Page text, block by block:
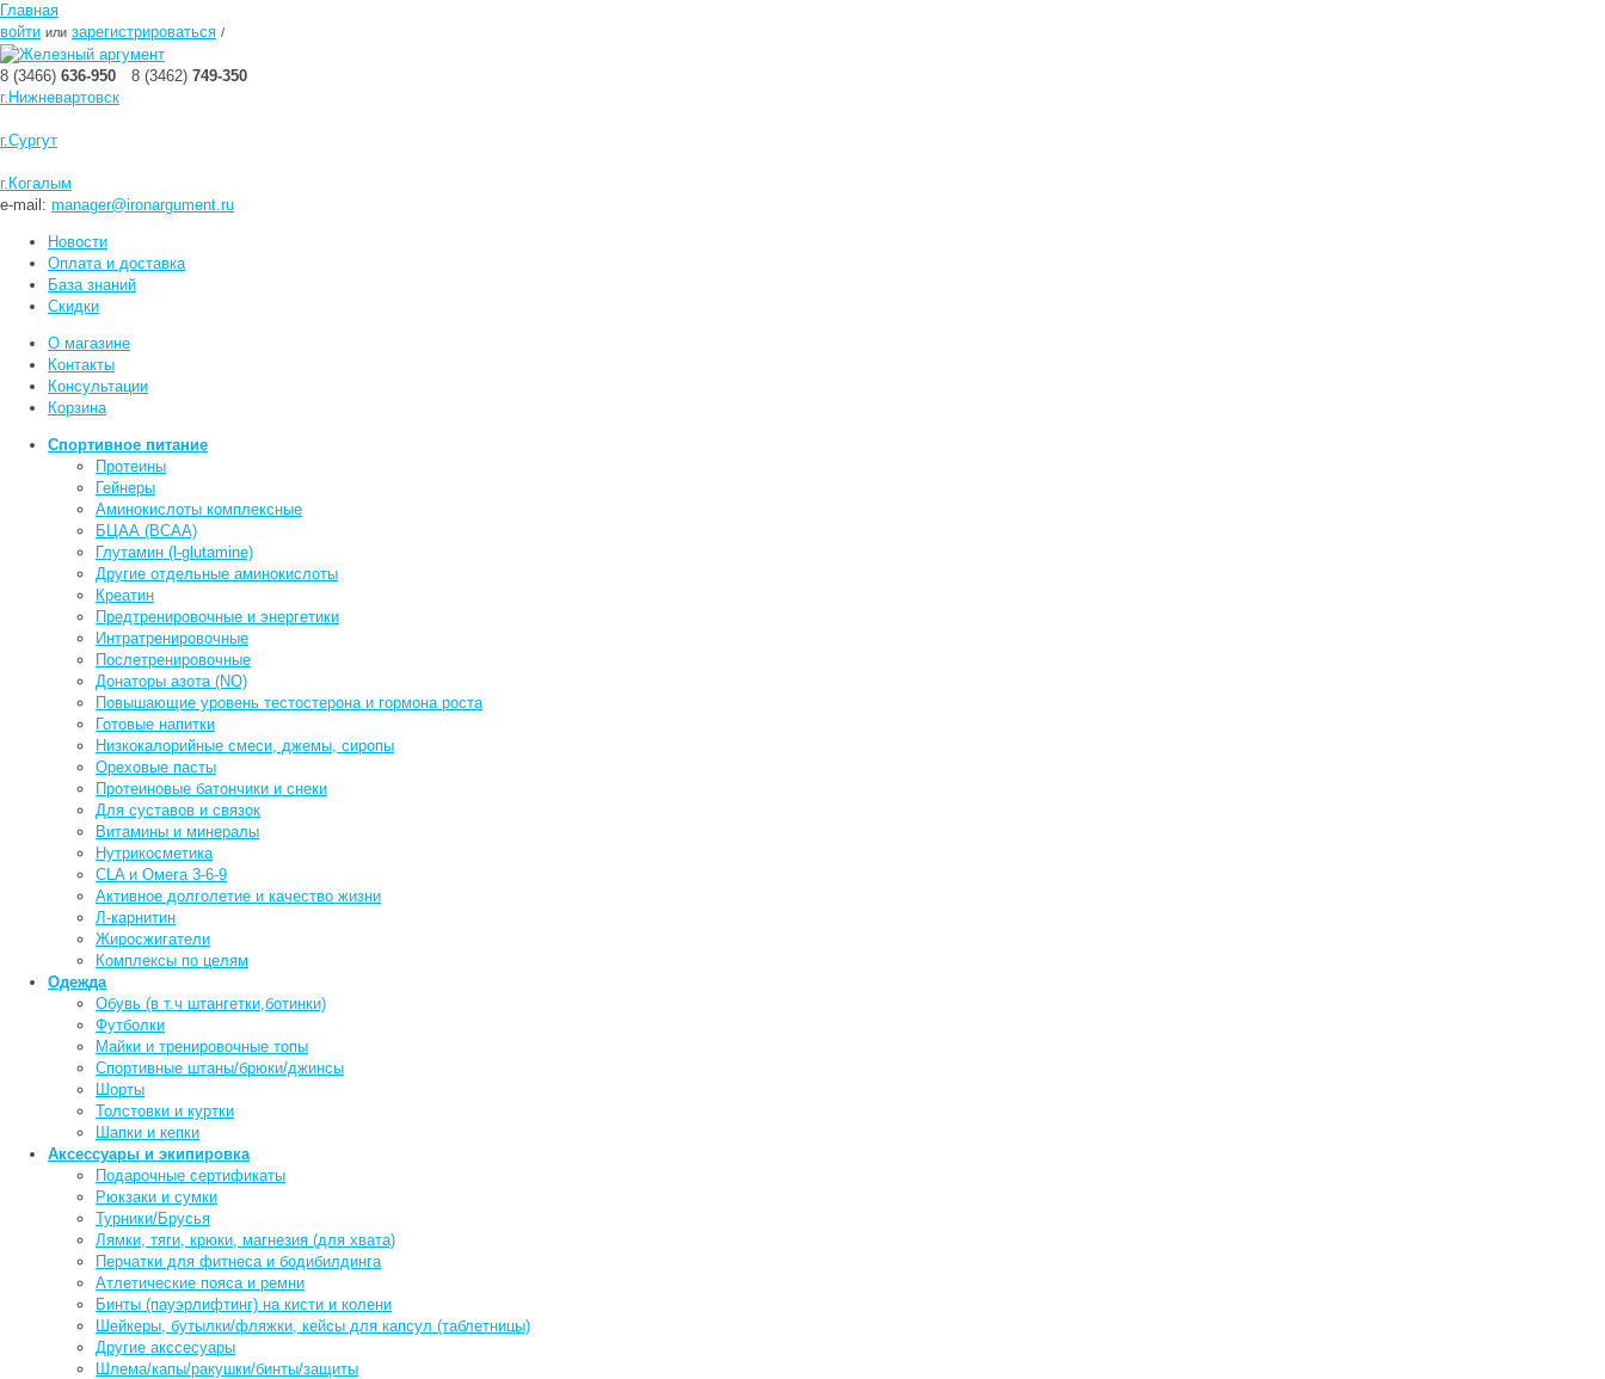
Главная
войти или зарегистрироваться /
8 (3466) 636-950 8 (3462) 749-350
г.Нижневартовск
г.Сургут
г.Когалым
e-mail: manager@ironargument.ru
Новости
Оплата и доставка
База знаний
Скидки
О магазине
Контакты
Консультации
Корзина
Спортивное питание
Протеины
Гейнеры
Аминокислоты комплексные
БЦАА (BCAA)
Глутамин (l-glutamine)
Другие отдельные аминокислоты
Креатин
Предтренировочные и энергетики
Интратренировочные
Послетренировочные
Донаторы азота (NO)
Повышающие уровень тестостерона и гормона роста
Готовые напитки
Низкокалорийные смеси, джемы, сиропы
Ореховые пасты
Протеиновые батончики и снеки
Для суставов и связок
Витамины и минералы
Нутрикосметика
CLA и Омега 3-6-9
Активное долголетие и качество жизни
Л-карнитин
Жиросжигатели
Комплексы по целям
Одежда
Обувь (в т.ч штангетки,ботинки)
Футболки
Майки и тренировочные топы
Спортивные штаны/брюки/джинсы
Шорты
Толстовки и куртки
Шапки и кепки
Аксессуары и экипировка
Подарочные сертификаты
Рюкзаки и сумки
Турники/Брусья
Лямки, тяги, крюки, магнезия (для хвата)
Перчатки для фитнеса и бодибилдинга
Атлетические пояса и ремни
Бинты (пауэрлифтинг) на кисти и колени
Шейкеры, бутылки/фляжки, кейсы для капсул (таблетницы)
Другие акссесуары
Шлема/капы/ракушки/бинты/защиты